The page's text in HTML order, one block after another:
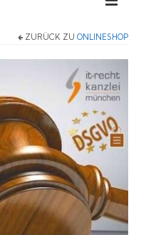
ZURÜCK ZU ONLINESHOP